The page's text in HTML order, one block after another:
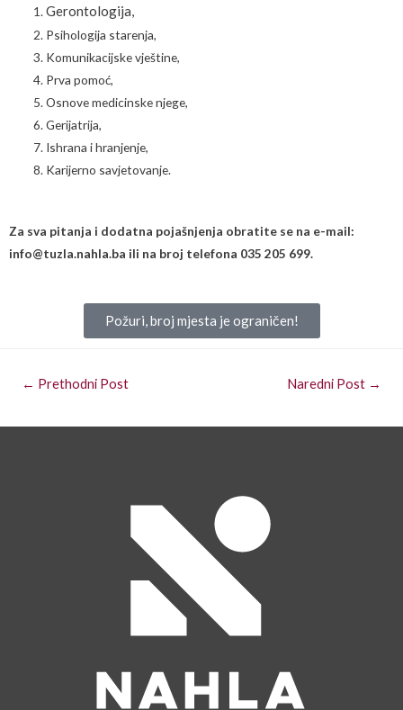
Gerontologija,
Psihologija starenja,
Komunikacijske vještine,
Prva pomoć,
Osnove medicinske njege,
Gerijatrija,
Ishrana i hranjenje,
Karijerno savjetovanje.
Za sva pitanja i dodatna pojašnjenja obratite se na e-mail:
info@tuzla.nahla.ba ili na broj telefona 035 205 699.
Požuri, broj mjesta je ograničen!
← Prethodni Post Naredni Post →